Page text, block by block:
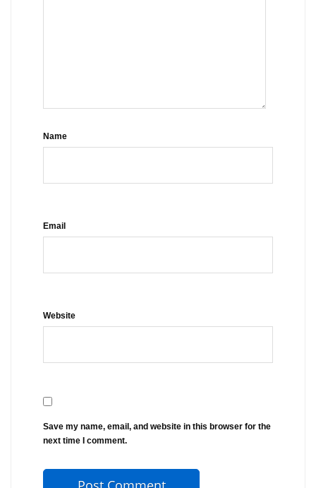
Name
Email
Website
Save my name, email, and website in this browser for the
next time I comment.